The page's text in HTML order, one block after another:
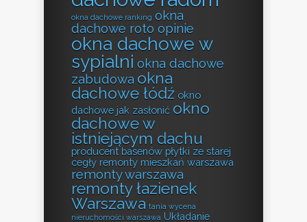
okna dachowe ranking okna
dachowe roto opinie
okna dachowe w
sypialni okna dachowe
zabudowa okna
dachowe łódź okno
dachowe jak zasłonić okno
dachowe w
istniejącym dachu
producent basenów płytki ze starej
cegły remonty mieszkań warszawa
remonty warszawa
remonty łazienek
Warszawa tania wycena
nieruchomości warszawa Układanie